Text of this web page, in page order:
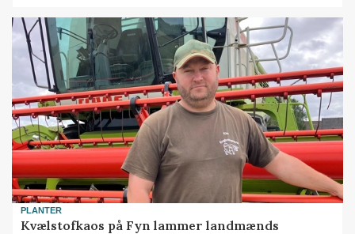
PLANTER
Kvælstofkaos på Fyn lammer landmænds